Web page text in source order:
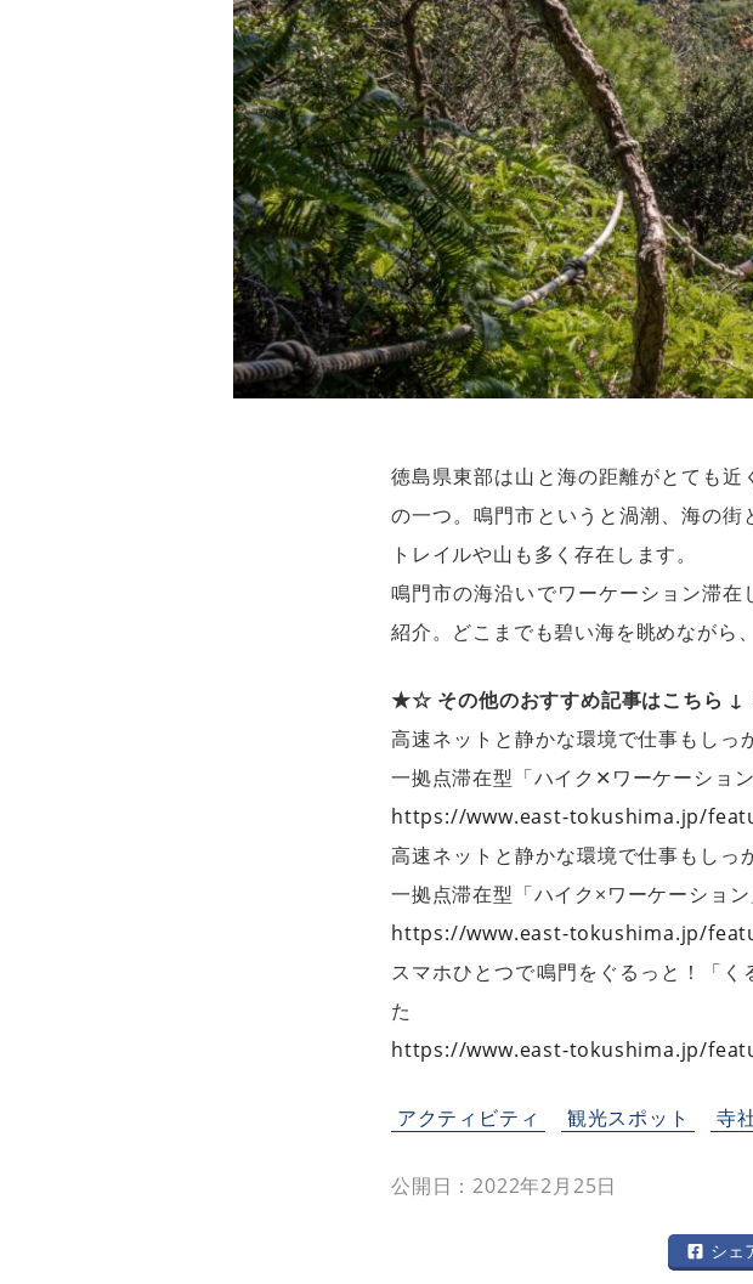
徳島県東部は山と海の距離がとても
の一つ。鳴門市というと渦潮、海の
トレイルや山も多く存在します。
鳴門市の海沿いでワーケーション滞
紹介。どこまでも碧い海を眺めながら
★☆ その他のおすすめ記事はこちら ↓
高速ネットと静かな環境で仕事もしっ
一拠点滞在型「ハイク✕ワーケーショ
https://www.east-tokushima.jp/
高速ネットと静かな環境で仕事もしっ
一拠点滞在型「ハイク×ワーケーショ
https://www.east-tokushima.jp/
スマホひとつで鳴門をぐるっと！「
た
https://www.east-tokushima.jp/
アクティビティ 観光スポット 寺
公開日：2022年2月25日
シェ